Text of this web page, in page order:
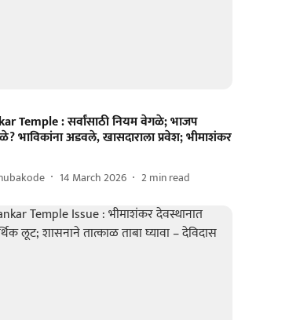
Temple : सर्वांसाठी नियम वेगळे; भाजप
भाविकांना अडवले, खासदाराला प्रवेश; भीमाशंकर
14 March 2026 2min read